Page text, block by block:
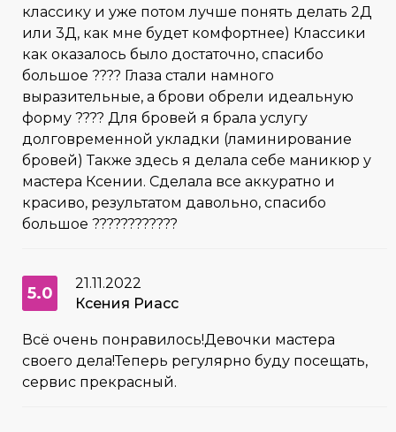
классику и уже потом лучше понять делать 2Д
или 3Д, как мне будет комфортнее) Классики
как оказалось было достаточно, спасибо
большое ???? Глаза стали намного
выразительные, а брови обрели идеальную
форму ???? Для бровей я брала услугу
долговременной укладки (ламинирование
бровей) Также здесь я делала себе маникюр у
мастера Ксении. Сделала все аккуратно и
красиво, результатом давольно, спасибо
большое ????????????
5.0
21.11.2022
Ксения Риасс
Всё очень понравилось!Девочки мастера
своего дела!Теперь регулярно буду посещать,
сервис прекрасный.